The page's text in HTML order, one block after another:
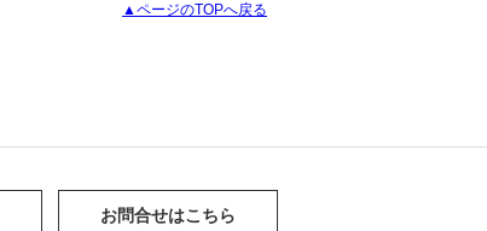
▲ページのTOPへ戻る
お問合せはこちら